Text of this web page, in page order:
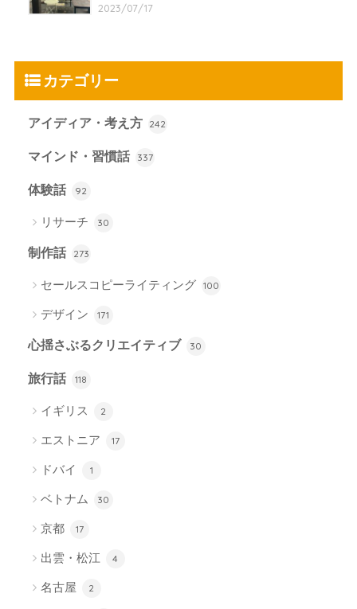
2023/07/17
カテゴリー
アイディア・考え方 242
マインド・習慣話 337
体験話 92
リサーチ 30
制作話 273
セールスコピーライティング 100
デザイン 171
心揺さぶるクリエイティブ 30
旅行話 118
イギリス 2
エストニア 17
ドバイ 1
ベトナム 30
京都 17
出雲・松江 4
名古屋 2